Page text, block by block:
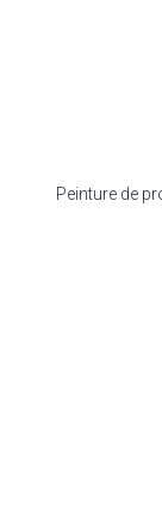
Peinture de